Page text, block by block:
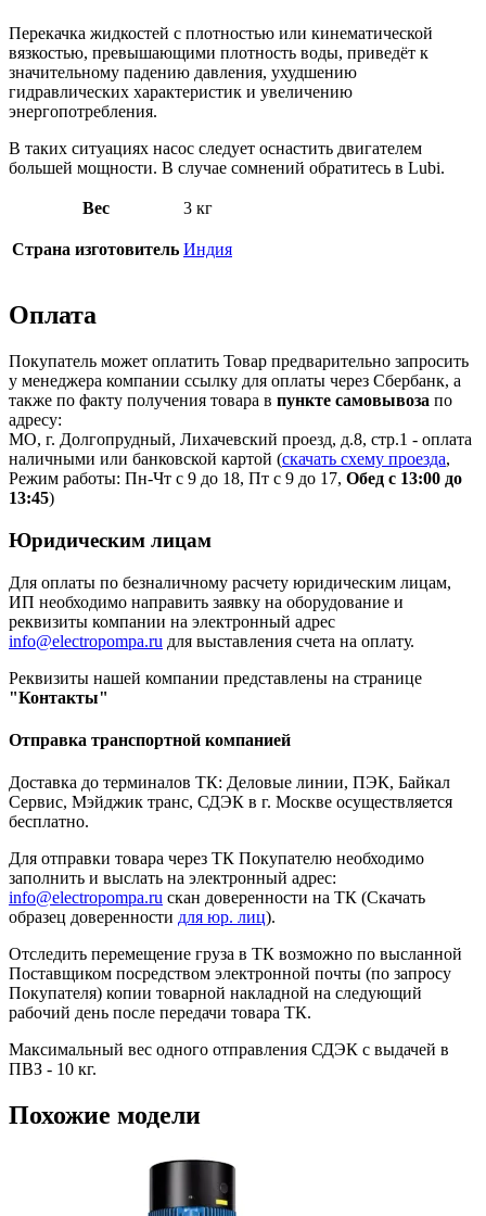
Перекачка жидкостей с плотностью или кинематической
вязкостью, превышающими плотность воды, приведёт к
значительному падению давления, ухудшению
гидравлических характеристик и увеличению
энергопотребления.
В таких ситуациях насос следует оснастить двигателем
большей мощности. В случае сомнений обратитесь в Lubi.
Вес 3 кг
Страна изготовитель Индия
Оплата
Покупатель может оплатить Товар предварительно запросить
у менеджера компании ссылку для оплаты через Сбербанк, а
также по факту получения товара в пункте самовывоза по
адресу:
МО, г. Долгопрудный, Лихачевский проезд, д.8, стр.1 - оплата
наличными или банковской картой (скачать схему проезда,
Режим работы: Пн-Чт с 9 до 18, Пт с 9 до 17, Обед с 13:00 до
13:45)
Юридическим лицам
Для оплаты по безналичному расчету юридическим лицам,
ИП необходимо направить заявку на оборудование и
реквизиты компании на электронный адрес
info@electropompa.ru для выставления счета на оплату.
Реквизиты нашей компании представлены на странице
"Контакты"
Отправка транспортной компанией
Доставка до терминалов ТК: Деловые линии, ПЭК, Байкал
Сервис, Мэйджик транс, СДЭК в г. Москве осуществляется
бесплатно.
Для отправки товара через ТК Покупателю необходимо
заполнить и выслать на электронный адрес:
info@electropompa.ru скан доверенности на ТК (Скачать
образец доверенности для юр. лиц).
Отследить перемещение груза в ТК возможно по высланной
Поставщиком посредством электронной почты (по запросу
Покупателя) копии товарной накладной на следующий
рабочий день после передачи товара ТК.
Максимальный вес одного отправления СДЭК с выдачей в
ПВЗ - 10 кг.
Похожие модели